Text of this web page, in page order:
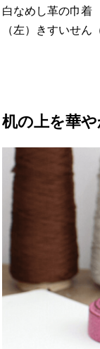
白なめし革の巾着
（左）きすいせ
机の上を華